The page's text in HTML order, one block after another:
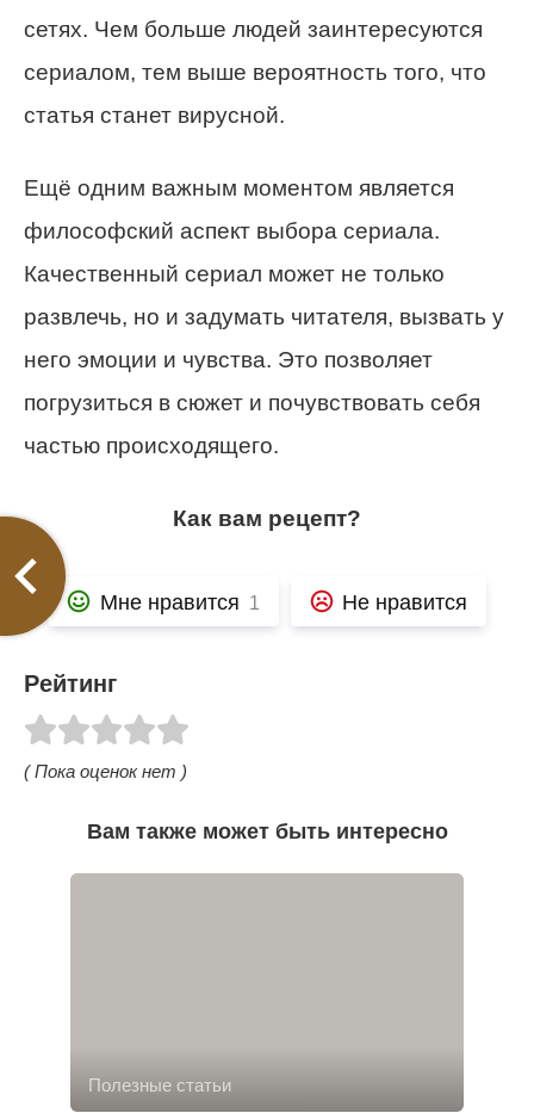
сетях. Чем больше людей заинтересуются
сериалом, тем выше вероятность того, что
статья станет вирусной.
Ещё одним важным моментом является
философский аспект выбора сериала.
Качественный сериал может не только
развлечь, но и задумать читателя, вызвать у
него эмоции и чувства. Это позволяет
погрузиться в сюжет и почувствовать себя
частью происходящего.
Как вам рецепт?
Мне нравится 1 Не нравится
Рейтинг
( Пока оценок нет )
Вам также может быть интересно
Полезные статьи